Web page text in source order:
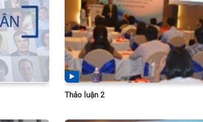
Thảo luận 2